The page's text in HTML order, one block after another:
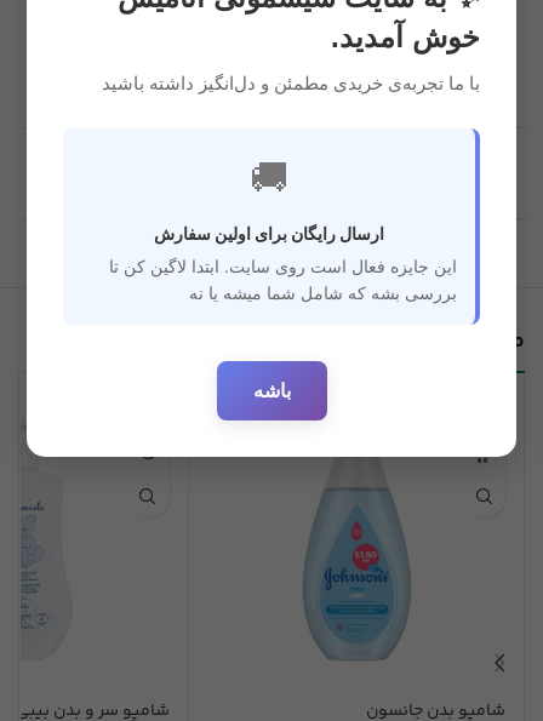
محصولات مرتبط
شامپو بدن جانسون
شامپو سر و بدن بیبی
خوش آمدید.
با ما تجربه‌ی خریدی مطمئن و دل‌انگیز داشته باشید
🚚
ارسال رایگان برای اولین سفارش
این جایزه فعال است روی سایت. ابتدا لاگین کن تا
بررسی بشه که شامل شما میشه یا نه
باشه